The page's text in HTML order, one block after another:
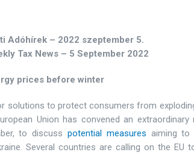
Adóhírek – 2022 szeptember 5.
Tax News – 5 September 2022
prices before winter
solutions to protect consumers from
Union has convened an extraordinary
to discusspotential measures aiming to
Several countries are calling on the EU